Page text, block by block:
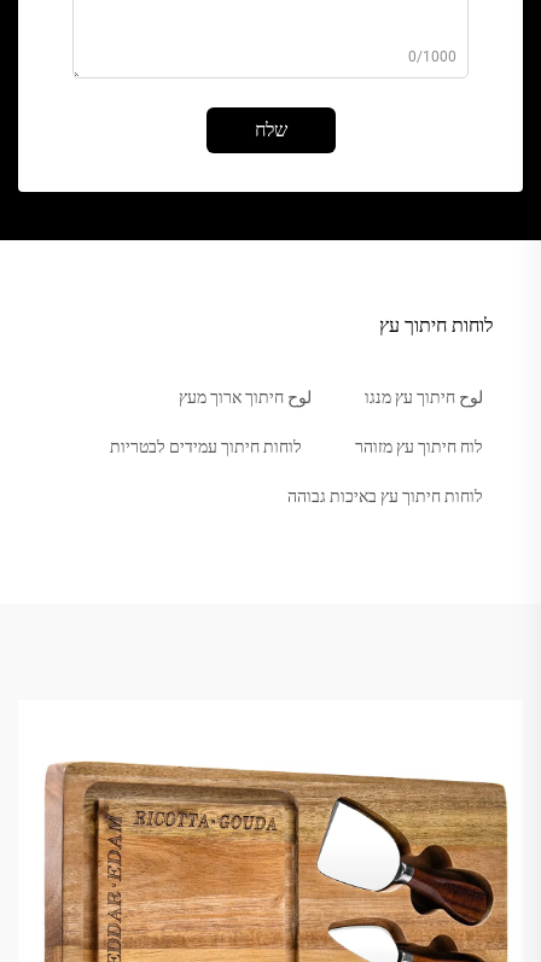
0/1000
שלח
לוחות חיתוך עץ
لوح חיתוך עץ מנגו لوح חיתוך ארוך מעץ
לוח חיתוך עץ מזוהר לוחות חיתוך עמידים לבטריות
לוחות חיתוך עץ באיכות גבוהה